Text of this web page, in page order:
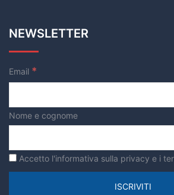
NEWSLETTER
Email *
Nome e cognome
Accetto l'informativa sulla privacy e i